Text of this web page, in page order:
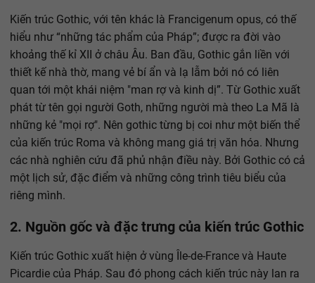
Kiến trúc Gothic, với tên khác là Francigenum opus, có thế
hiểu như “những tác phẩm của Pháp”; được ra đời vào
khoảng thế kỉ XII ở châu Âu. Ban đầu, Gothic gắn liền với
thiết kế nhà thờ, mang vẻ bí ẩn và lạ lẫm bởi nó có liên
quan tới một khái niệm "man rợ và kinh dị”. Từ Gothic xuất
phát từ tên gọi người Goth, những người mà theo La Mã là
những kẻ "mọi rợ". Nên gothic từng bị coi như một biến thể
của kiến trúc Roma và không mang giá trị văn hóa. Nhưng
các nhà nghiên cứu đã phủ nhận điều này. Bởi Gothic có cả
một lịch sử, đặc điểm và những công trình tiêu biểu của
riêng mình.
2. Nguồn gốc và đặc trưng của kiến trúc Gothic
Kiến trúc Gothic xuất hiện ở vùng Île-de-France và Haute
Picardie của Pháp. Sau đó phong cách kiến trúc này lan ra